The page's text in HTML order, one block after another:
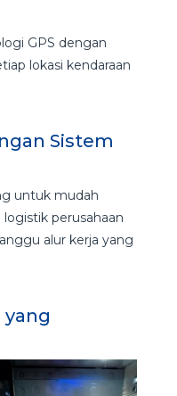
GPS dengan
lokasi kendaraan
Sistem
untuk mudah
perusahaan
alur kerja yang
yang